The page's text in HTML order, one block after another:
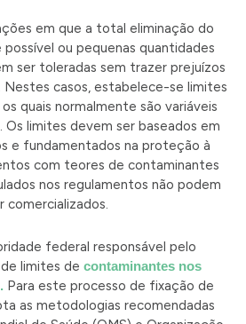
em que a total eliminação do
ou pequenas quantidades
ser toleradas sem trazer prejuízos
Nestes casos, estabelece-se limites
quais normalmente são variáveis
limites devem ser baseados em
e fundamentados na proteção à
com teores de contaminantes
nos regulamentos não podem
comercializados.
federal responsável pelo
limites de contaminantes nos
Para este processo de fixação de
as metodologias recomendadas